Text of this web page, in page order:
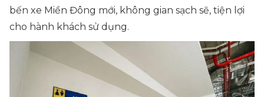
bến xe Miền Đông mới, không gian sạch sẽ, tiện lợi
cho hành khách sử dụng.